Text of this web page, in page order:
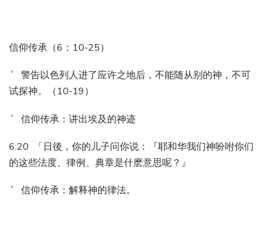
信仰传承（6：10-25）
´ 警告以色列人进了应许之地后，不能随从别的神，不可
试探神。（10-19）
´ 信仰传承：讲出埃及的神迹
6:20 「日後，你的儿子问你说：『耶和华我们神吩咐你们
的这些法度、律例、典章是什麽意思呢？』
´ 信仰传承：解释神的律法。